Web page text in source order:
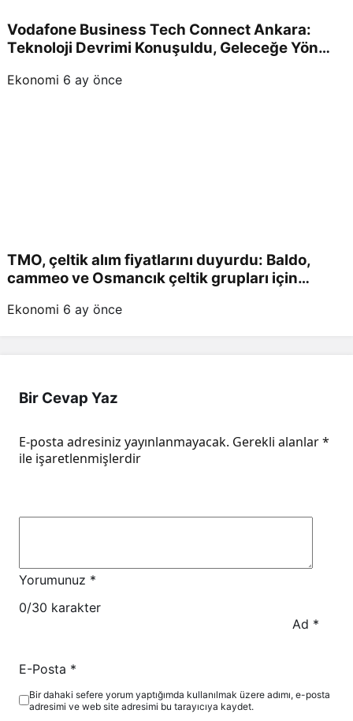
Vodafone Business Tech Connect Ankara:
Teknoloji Devrimi Konuşuldu, Geleceğe Yön
Ekonomi 6 ay önce
TMO, çeltik alım fiyatlarını duyurdu: Baldo,
cammeo ve Osmancık çeltik grupları için
Ekonomi 6 ay önce
Bir Cevap Yaz
E-posta adresiniz yayınlanmayacak. Gerekli alanlar*
ile işaretlenmişlerdir
Yorumunuz *
0/30 karakter
Ad *
E-Posta *
Bir dahaki sefere yorum yaptığımda kullanılmak üzere adımı, e-posta
adresimi ve web site adresimi bu tarayıcıya kaydet.